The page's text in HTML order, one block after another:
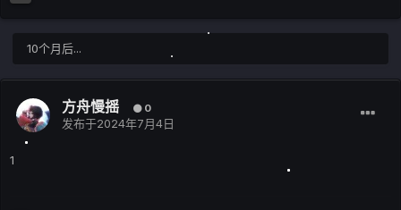
10个月后...
方舟慢摇 0
发布于2024年7月4日
1